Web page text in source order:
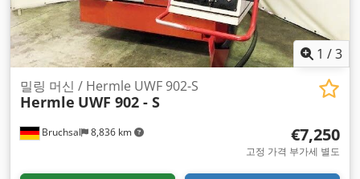
1 /3
Bruchsal 8,836 km
밀링 머신 / Hermle UWF 902-S
Hermle UWF 902 - S
€7,250
고정 가격 부가세 별도